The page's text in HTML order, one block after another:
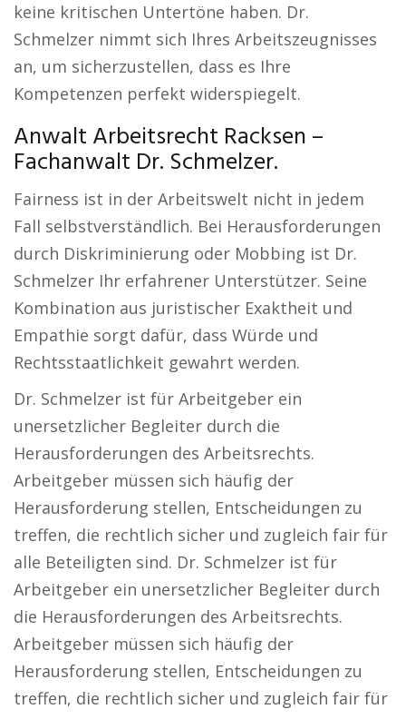
keine kritischen Untertöne haben. Dr.
Schmelzer nimmt sich Ihres Arbeitszeugnisses
an, um sicherzustellen, dass es Ihre
Kompetenzen perfekt widerspiegelt.
Anwalt Arbeitsrecht Racksen –
Fachanwalt Dr. Schmelzer.
Fairness ist in der Arbeitswelt nicht in jedem
Fall selbstverständlich. Bei Herausforderungen
durch Diskriminierung oder Mobbing ist Dr.
Schmelzer Ihr erfahrener Unterstützer. Seine
Kombination aus juristischer Exaktheit und
Empathie sorgt dafür, dass Würde und
Rechtsstaatlichkeit gewahrt werden.
Dr. Schmelzer ist für Arbeitgeber ein
unersetzlicher Begleiter durch die
Herausforderungen des Arbeitsrechts.
Arbeitgeber müssen sich häufig der
Herausforderung stellen, Entscheidungen zu
treffen, die rechtlich sicher und zugleich fair für
alle Beteiligten sind. Dr. Schmelzer ist für
Arbeitgeber ein unersetzlicher Begleiter durch
die Herausforderungen des Arbeitsrechts.
Arbeitgeber müssen sich häufig der
Herausforderung stellen, Entscheidungen zu
treffen, die rechtlich sicher und zugleich fair für